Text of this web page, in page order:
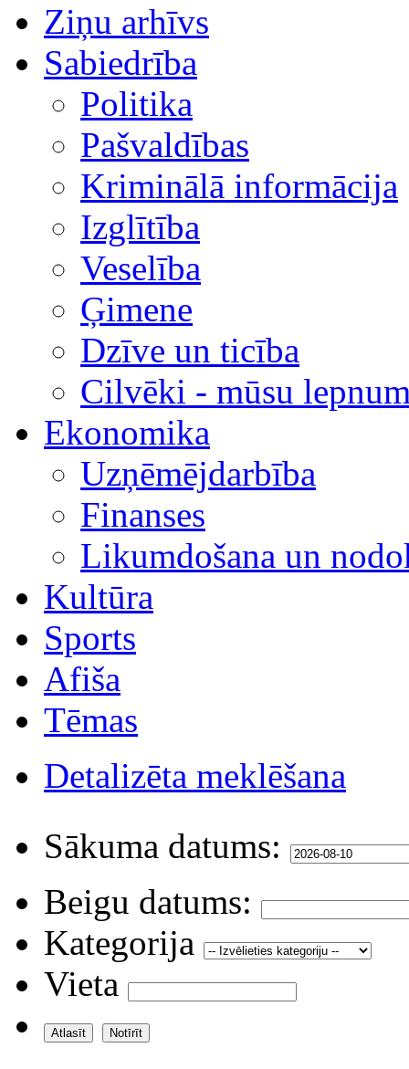
Ziņu arhīvs
Sabiedrība
Politika
Pašvaldības
Kriminālā informācija
Izglītība
Veselība
Ģimene
Dzīve un ticība
Cilvēki - mūsu
Ekonomika
Uzņēmējdarbība
Finanses
Likumdošana un
Kultūra
Sports
Afiša
Tēmas
Detalizēta meklēšana
Sākuma datums:
Beigu datums:
Kategorija
Vieta